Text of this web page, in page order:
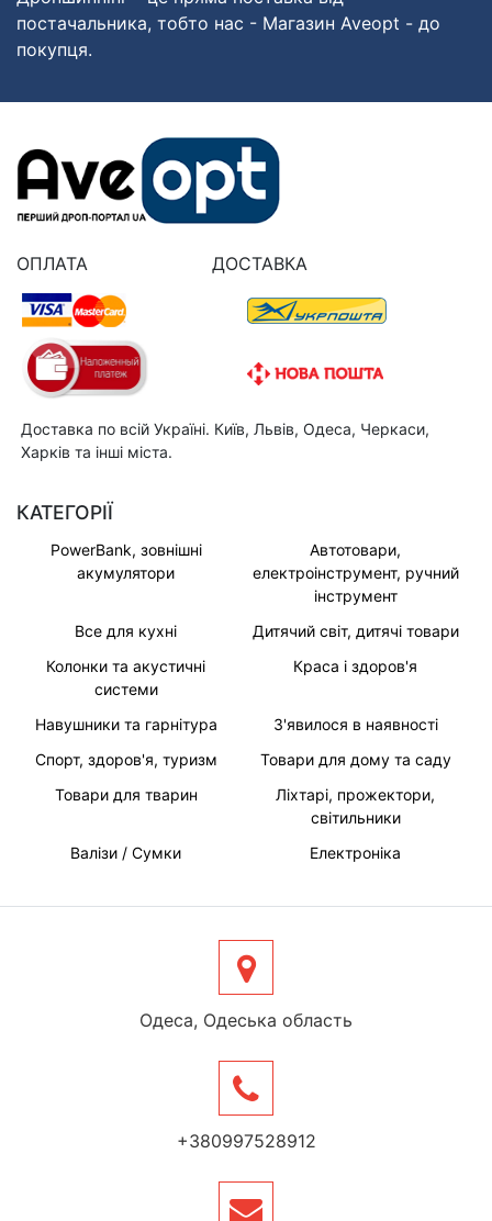
постачальника, тобто нас - Магазин Aveopt - до
покупця.
ОПЛАТА ДОСТАВКА
Доставка по всій Україні. Київ, Львів, Одеса, Черкаси,
Харків та інші міста.
КАТЕГОРІЇ
PowerBank, зовнішні
акумулятори
Автотовари,
електроінструмент, ручний
інструмент
Все для кухні
Дитячий світ, дитячі товари
Колонки та акустичні
системи
Краса і здоров'я
Навушники та гарнітура
З'явилося в наявності
Спорт, здоров'я, туризм
Товари для дому та саду
Товари для тварин
Ліхтарі, прожектори,
світильники
Валізи / Сумки
Електроніка
Одеса, Одеська область
+380997528912